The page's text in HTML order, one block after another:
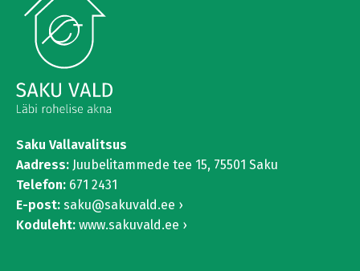
Saku Vallavalitsus
Aadress: Juubelitammede tee 15, 75501 Saku
Telefon: 671 2431
E-post: saku@sakuvald.ee
Koduleht: www.sakuvald.ee